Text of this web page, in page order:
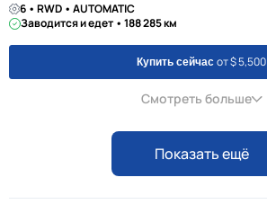
6 • RWD • AUTOMATIC
Заводится и едет • 188 285 км
Купить сейчас от $ 5,500
Смотреть больше
Показать ещё